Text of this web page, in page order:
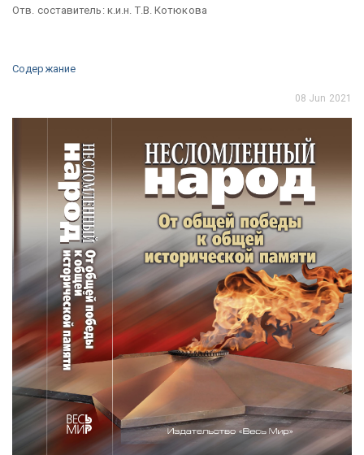
Отв. составитель: к.и.н. Т.В. Котюкова
Содержание
08 Jun 2021